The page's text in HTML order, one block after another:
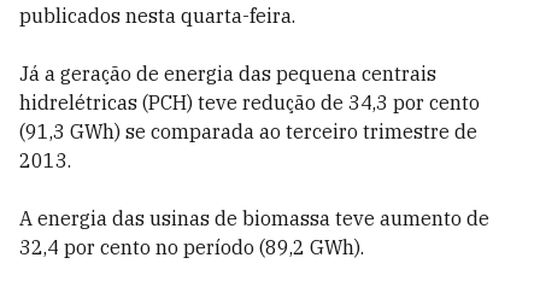
publicados nesta quarta-feira.
Já a geração de energia das pequena centrais
hidrelétricas (PCH) teve redução de 34,3 por cento
(91,3 GWh) se comparada ao terceiro trimestre de
2013.
A energia das usinas de biomassa teve aumento de
32,4 por cento no período (89,2 GWh).